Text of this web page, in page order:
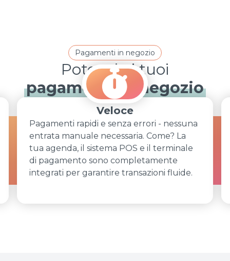
Pagamenti in negozio
pagamenti in negozio
Veloce
Pagamenti rapidi e senza errori - nessuna
entrata manuale necessaria. Come? La
tua agenda, il sistema POS e il terminale
di pagamento sono completamente
integrati per garantire transazioni fluide.